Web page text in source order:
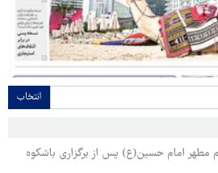
انتخاب
امام حسین(ع) پس از برگزاری باشکوه